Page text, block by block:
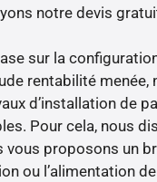
notre devis
sur la
rentabilité menée,
d’installation de
Pour cela, nous
proposons un
ou l’alimentation